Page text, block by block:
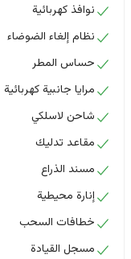
نوافذ كهربائية
نظام إلغاء الضوضاء
حساس المطر
مرايا جانبية كهربائية
شاحن لاسلكي
مقاعد تدليك
مسند الذراع
إنارة محيطية
خطافات السحب
مسجل القيادة